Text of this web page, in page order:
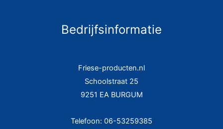
Bedrijfsinformatie
Friese-producten.nl
Schoolstraat 25
9251 EA BURGUM
Telefoon: 06-53259385